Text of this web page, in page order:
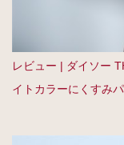
レビュー | ダイソー
イトカラーにくすみ